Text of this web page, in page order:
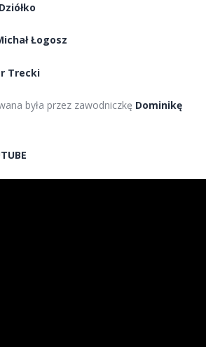
Łogosz
Trecki
była przez zawodniczkę Dominikę